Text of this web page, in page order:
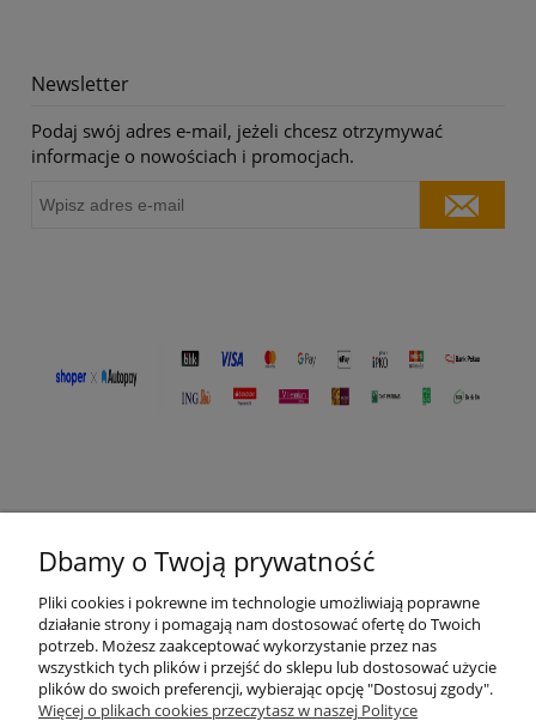
Newsletter
Podaj swój adres e-mail, jeżeli chcesz otrzymywać
informacje o nowościach i promocjach.
Moje konto
Płatności i dostawa
Dbamy o Twoją prywatność
Pliki cookies i pokrewne im technologie umożliwiają poprawne
działanie strony i pomagają nam dostosować ofertę do Twoich
potrzeb. Możesz zaakceptować wykorzystanie przez nas
wszystkich tych plików i przejść do sklepu lub dostosować użycie
plików do swoich preferencji, wybierając opcję "Dostosuj zgody".
Więcej o plikach cookies przeczytasz w naszej Polityce